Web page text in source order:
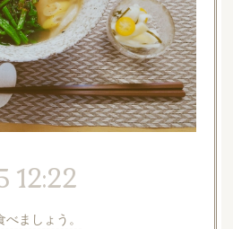
12:22
ましょう。